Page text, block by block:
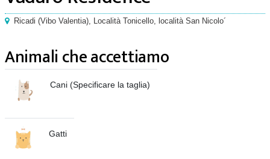
Ricadi (Vibo Valentia), Località Tonicello, località San Nicolo´
Animali che accettiamo
Cani (Specificare la taglia)
Gatti